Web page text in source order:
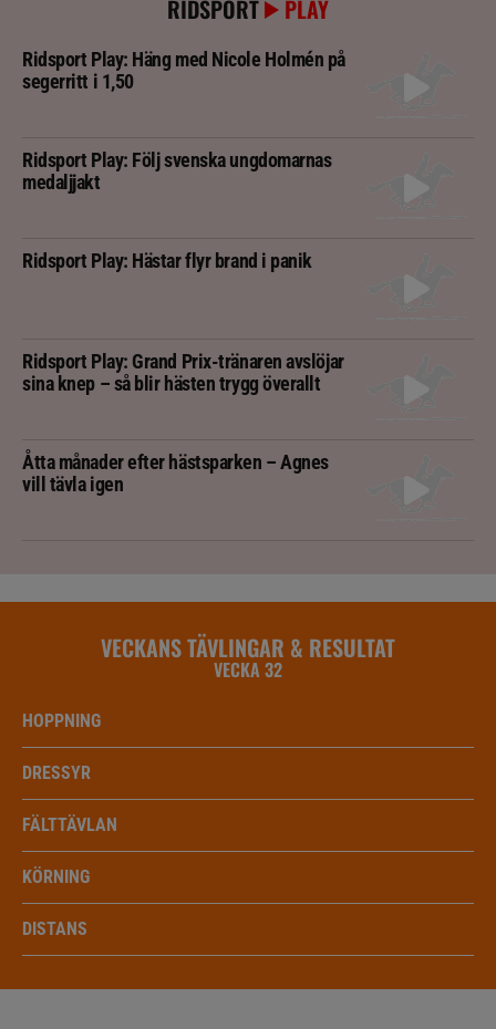
RIDSPORT PLAY
Ridsport Play: Häng med Nicole Holmén på
segerritt i 1,50
Ridsport Play: Följ svenska ungdomarnas
medaljjakt
Ridsport Play: Hästar flyr brand i panik
Ridsport Play: Grand Prix-tränaren avslöjar
sina knep – så blir hästen trygg överallt
Åtta månader efter hästsparken – Agnes
vill tävla igen
VECKANS TÄVLINGAR & RESULTAT
VECKA 32
HOPPNING
DRESSYR
FÄLTTÄVLAN
KÖRNING
DISTANS